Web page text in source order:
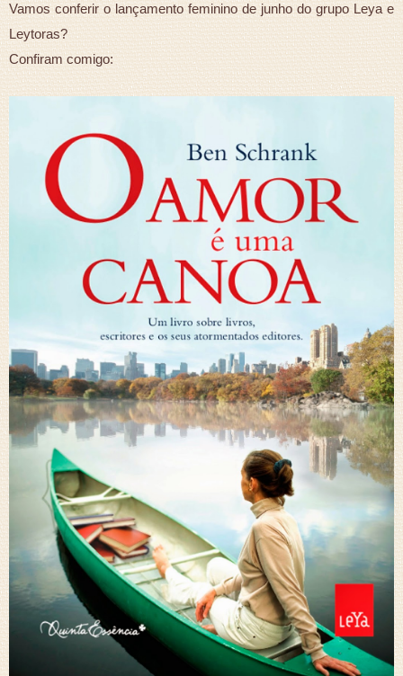
Vamos conferir o lançamento feminino de junho do grupo Leya e
Leytoras?
Confiram comigo: